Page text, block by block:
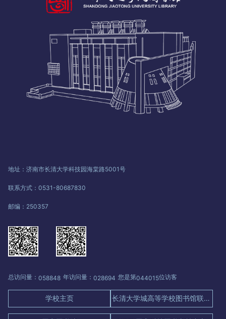
地址：济南市长清大学科技园海棠路5001号
联系方式：0531-80687830
邮编：250357
总访问量： 058848 年访问量： 028694 您是第044015位访客
学校主页 长清大学城高等学校图书馆联盟门户